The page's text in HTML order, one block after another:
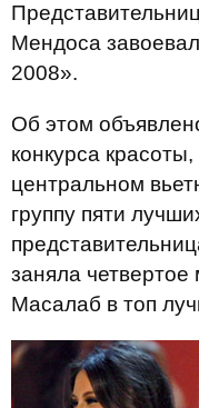
Мендоса
2008».
Об этом
конкурса
центральном
группу пяти
заняла
Масалаб в топ